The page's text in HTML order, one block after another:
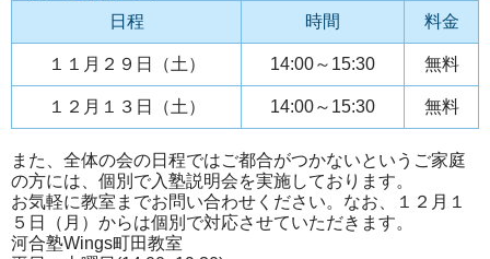
日程 時間 料金
１１月２９日（土） 14:00～15:30 無料
１２月１３日（土） 14:00～15:30 無料
また、全体の会の日程ではご都合がつかないというご家庭
の方には、個別で入塾説明会を実施しております。
お気軽に教室までお問い合わせください。なお、１２月１
５日（月）からは個別で対応させていただきます。
河合塾Wings町田教室